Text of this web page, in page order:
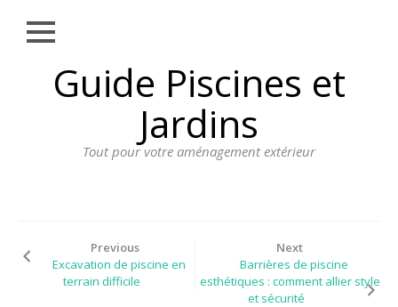
Guide Piscines et
Jardins
Tout pour votre aménagement extérieur
Close
AMÉNAGEMENT
EXTÉRIEUR
PLANTATIONS
REVÊTEMENT
Previous
Excavation de piscine en
terrain difficile
Next
Barrières de piscine
esthétiques : comment allier style
et sécurité